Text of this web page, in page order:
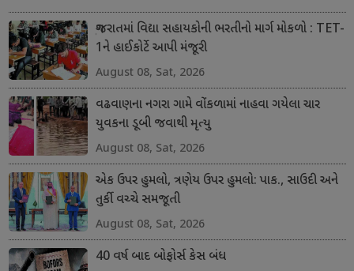
ગુજરાતમાં વિદ્યા સહાયકોની ભરતીનો માર્ગ મોકળો : TET-
1ને હાઈકોર્ટે આપી મંજૂરી
August 08, Sat, 2026
વઢવાણના નગરા ગામે વોંકળામાં નાહવા ગયેલા ચાર
યુવકના ડૂબી જવાથી મૃત્યુ
August 08, Sat, 2026
એક ઉપર હુમલો, ત્રણેય ઉપર હુમલો: પાક., સાઉદી અને
તુર્કી વચ્ચે સમજૂતી
August 08, Sat, 2026
40 વર્ષ બાદ બોફોર્સ કેસ બંધ